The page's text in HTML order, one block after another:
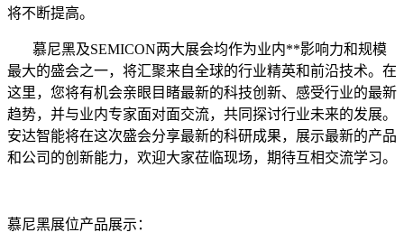
将不断提高。
慕尼黑及SEMICON两大展会均作为业内**影响力和规模
最大的盛会之一，将汇聚来自全球的行业精英和前沿技术。在
这里，您将有机会亲眼目睹最新的科技创新、感受行业的最新
趋势，并与业内专家面对面交流，共同探讨行业未来的发展。
安达智能将在这次盛会分享最新的科研成果，展示最新的产品
和公司的创新能力，欢迎大家莅临现场，期待互相交流学习。
慕尼黑展位产品展示：